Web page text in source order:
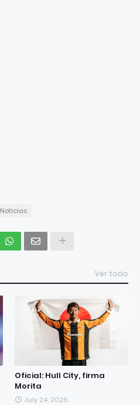
Noticias
Ver todo
Oficial: Hull City, firma
Morita
July 24, 2026